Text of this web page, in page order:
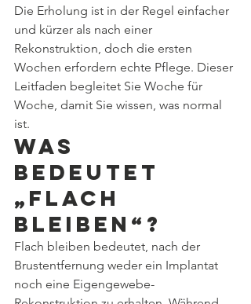
Die Erholung ist in der Regel einfacher
und kürzer als nach einer
Rekonstruktion, doch die ersten
Wochen erfordern echte Pflege. Dieser
Leitfaden begleitet Sie Woche für
Woche, damit Sie wissen, was normal
ist.
Was
bedeutet
„flach
bleiben“?
Flach bleiben bedeutet, nach der
Brustentfernung weder ein Implantat
noch eine Eigengewebe-